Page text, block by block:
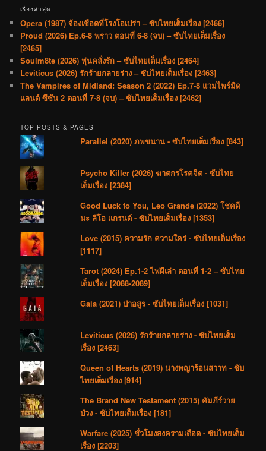
เรื่องล่าสุด
Opera (1987) จ้องเชือดที่โรงโอเปร่า – ซับไทยเต็มเรื่อง [2466]
Proud (2026) Ep.6-8 พราว ตอนที่ 6-8 (จบ) – ซับไทยเต็มเรื่อง
[2465]
Soulm8te (2026) หุ่นคลั่งรัก – ซับไทยเต็มเรื่อง [2464]
Leviticus (2026) รักร้ายกลายร่าง – ซับไทยเต็มเรื่อง [2463]
The Vampires of Midland: Season 2 (2022) Ep.7-8 แวมไพร์มิด
แลนด์ ซีซัน 2 ตอนที่ 7-8 (จบ) – ซับไทยเต็มเรื่อง [2462]
TOP POSTS & PAGES
Parallel (2020) ภพขนาน - ซับไทยเต็มเรื่อง [843]
Psycho Killer (2026) ฆาตกรโรคจิต - ซับไทย
เต็มเรื่อง [2384]
Good Luck to You, Leo Grande (2022) โชคดี
นะ ลีโอ แกรนด์ - ซับไทยเต็มเรื่อง [1353]
Love (2015) ความรัก ความใคร่ - ซับไทยเต็มเรื่อง
[1117]
Tarot (2024) Ep.1-2 ไพ่ผีเล่า ตอนที่ 1-2 – ซับไทย
เต็มเรื่อง [2088-2089]
Gaia (2021) ป่าอสูร - ซับไทยเต็มเรื่อง [1031]
Leviticus (2026) รักร้ายกลายร่าง - ซับไทยเต็ม
เรื่อง [2463]
Queen of Hearts (2019) นางพญาร้อนสวาท - ซับ
ไทยเต็มเรื่อง [914]
The Brand New Testament (2015) คัมภีร์วาย
ป่วง - ซับไทยเต็มเรื่อง [181]
Warfare (2025) ชั่วโมงสงครามเดือด - ซับไทยเต็ม
เรื่อง [2203]